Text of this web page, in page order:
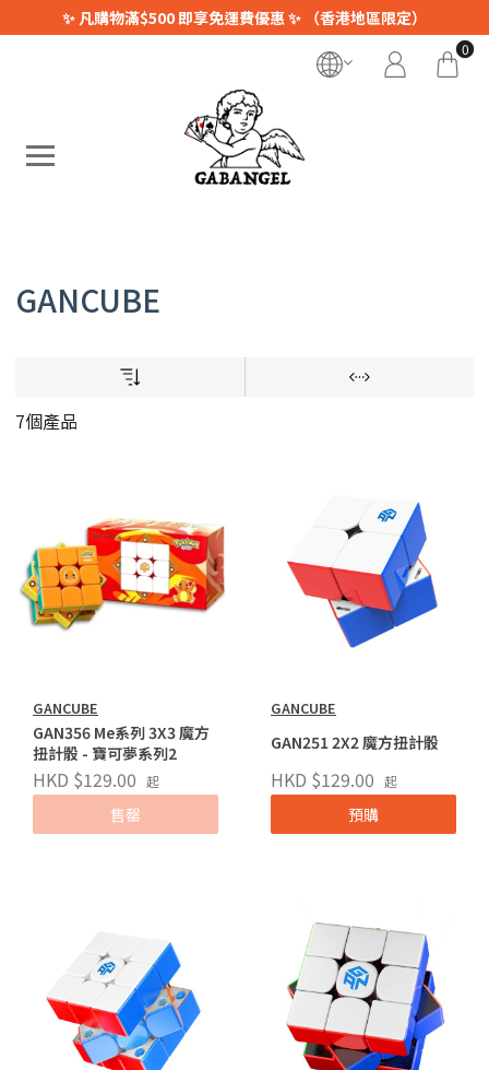
✨ 凡購物滿$500 即享免運費優惠 ✨ （香港地區限定）
0
GANCUBE
7個產品
GANCUBE
GAN356 Me系列 3X3 魔方
扭計骰 - 寶可夢系列2
HKD $129.00 起
售罄
GANCUBE
GAN251 2X2 魔方扭計骰
HKD $129.00 起
預購